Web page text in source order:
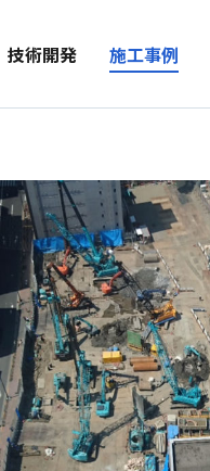
技術開発 施工事例